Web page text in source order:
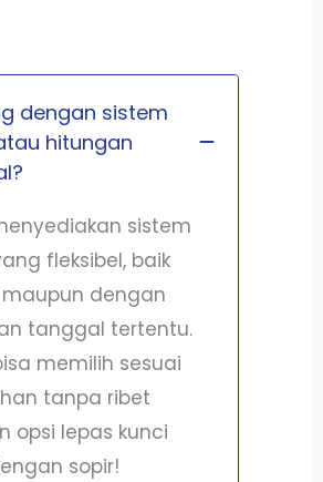
dengan sistem
hitungan
sistem
fleksibel, baik
dengan
tanggal tertentu.
memilih sesuai
tanpa ribet
opsi lepas kunci
sopir!